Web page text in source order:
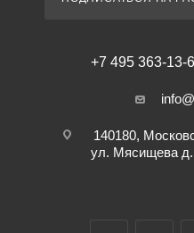
+7 495 363-13-
140180,
ул. Мясищева